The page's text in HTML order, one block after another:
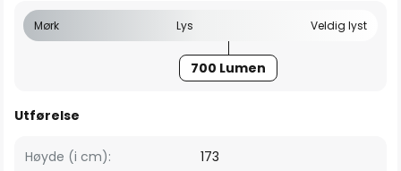
Mørk Lys Veldig lyst
700 Lumen
Utførelse
Høyde (i cm):
173